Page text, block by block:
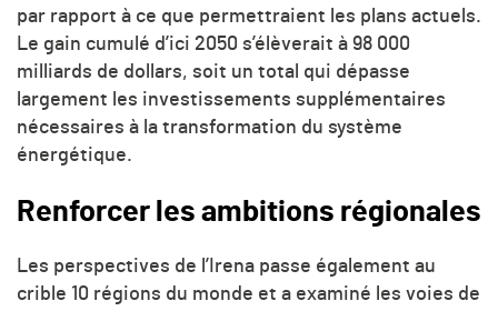
par rapport à ce que permettraient les plans actuels.
Le gain cumulé d’ici 2050 s’élèverait à 98 000
milliards de dollars, soit un total qui dépasse
largement les investissements supplémentaires
nécessaires à la transformation du système
énergétique.
Renforcer les ambitions régionales
Les perspectives de l’Irena passe également au
crible 10 régions du monde et a examiné les voies de